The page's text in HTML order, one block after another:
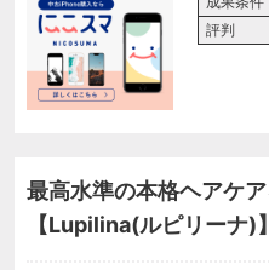
評判
最高水準の本格ヘアケ
【Lupilina(ルピリーナ)】